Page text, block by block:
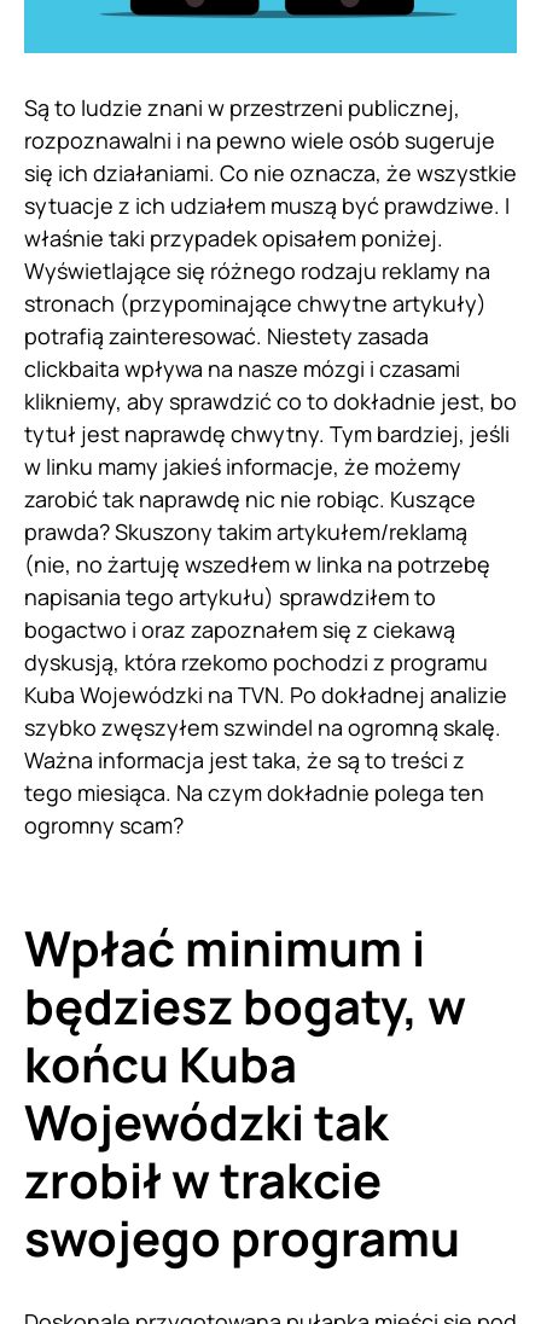
Są to ludzie znani w przestrzeni publicznej,
rozpoznawalni i na pewno wiele osób sugeruje
się ich działaniami. Co nie oznacza, że wszystkie
sytuacje z ich udziałem muszą być prawdziwe. I
właśnie taki przypadek opisałem poniżej.
Wyświetlające się różnego rodzaju reklamy na
stronach (przypominające chwytne artykuły)
potrafią zainteresować. Niestety zasada
clickbaita wpływa na nasze mózgi i czasami
klikniemy, aby sprawdzić co to dokładnie jest, bo
tytuł jest naprawdę chwytny. Tym bardziej, jeśli
w linku mamy jakieś informacje, że możemy
zarobić tak naprawdę nic nie robiąc. Kuszące
prawda? Skuszony takim artykułem/reklamą
(nie, no żartuję wszedłem w linka na potrzebę
napisania tego artykułu) sprawdziłem to
bogactwo i oraz zapoznałem się z ciekawą
dyskusją, która rzekomo pochodzi z programu
Kuba Wojewódzki na TVN. Po dokładnej analizie
szybko zwęszyłem szwindel na ogromną skalę.
Ważna informacja jest taka, że są to treści z
tego miesiąca. Na czym dokładnie polega ten
ogromny scam?
Wpłać minimum i
będziesz bogaty, w
końcu Kuba
Wojewódzki tak
zrobił w trakcie
swojego programu